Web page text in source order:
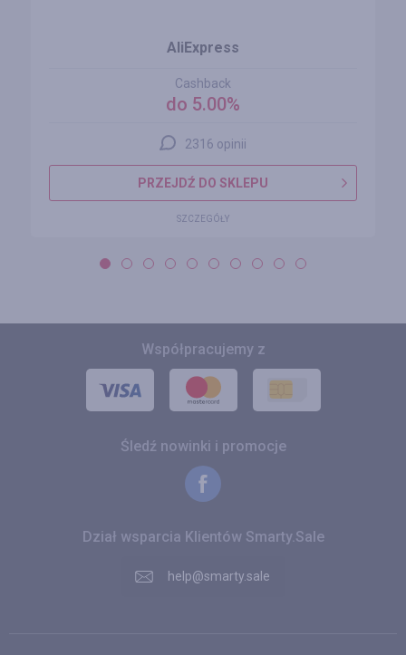
AliExpress
Cashback
do 5.00%
2316 opinii
PRZEJDŹ DO SKLEPU
SZCZEGÓŁY
Współpracujemy z
Śledź nowinki i promocje
Dział wsparcia Klientów Smarty.Sale
help@smarty.sale